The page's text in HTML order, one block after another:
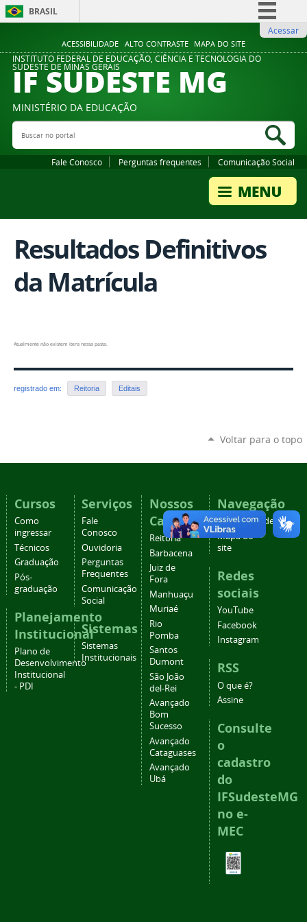
ACESSIBILIDADE ALTO CONTRASTE MAPA DO SITE
BRASIL
Comunica BR
Participe
Legislação
Acessar
INSTITUTO FEDERAL DE EDUCAÇÃO, CIÊNCIA E TECNOLOGIA DO
SUDESTE DE MINAS GERAIS
IF SUDESTE MG
MINISTÉRIO DA EDUCAÇÃO
Buscar no portal
Fale Conosco Perguntas frequentes Comunicação Social
Resultados Definitivos
da Matrícula
Atualmente não existem itens nessa pasta.
registrado em: Reitoria Editais
Voltar para o topo
Cursos
Como
ingressar
Técnicos
Graduação
Pós-
graduação
Planejamento
Institucional
Plano de
Desenvolvimento
Institucional
- PDI
Serviços
Fale
Conosco
Ouvidoria
Perguntas
Frequentes
Comunicação
Social
Sistemas
Sistemas
Institucionais
Nossos
Campi
Reitoria
Barbacena
Juiz de
Fora
Manhuaçu
Muriaé
Rio
Pomba
Santos
Dumont
São João
del-Rei
Avançado
Bom
Sucesso
Avançado
Cataguases
Avançado
Ubá
Navegação
Acessibilidade
Mapa do
site
Redes
sociais
YouTube
Facebook
Instagram
RSS
O que é?
Assine
Consulte
o
cadastro
do
IFSudesteMG
no e-
MEC